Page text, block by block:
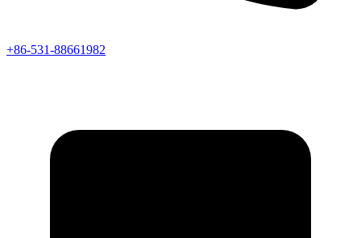
+86-531-88661982